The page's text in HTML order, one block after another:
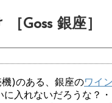
Goss 銀座］
)のある、銀座のワイン
入れないだろうな？